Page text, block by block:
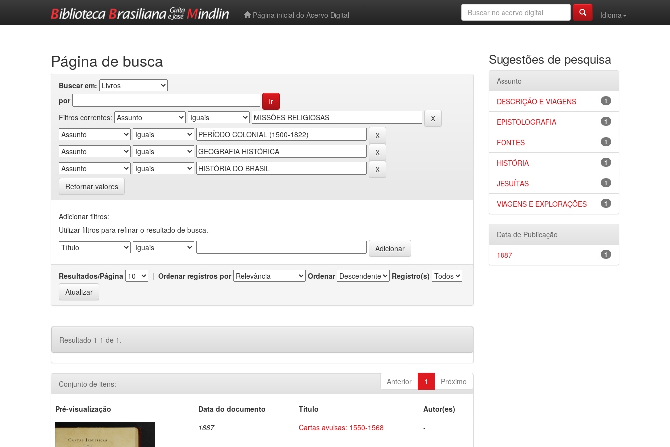
Página inicial do Acervo Digital
Idioma
Página de busca
Buscar em:
por
Filtros correntes:
Retornar valores
Adicionar filtros:
Utilizar filtros para refinar o resultado de busca.
Resultados/Página | Ordenar registros por Ordenar Registro(s)
Resultado 1-1 de 1.
Anterior 1 Próximo
Conjunto de itens:
Pré-visualização Data do documento Título
Autor(es)
1887
Cartas avulsas: 1550-1568 -
Sugestões de pesquisa
Assunto
1
DESCRIÇÃO E VIAGENS
1
EPISTOLOGRAFIA
1
FONTES
1
HISTÓRIA
1
JESUÍTAS
1
VIAGENS E EXPLORAÇÕES
Data de Publicação
1
1887